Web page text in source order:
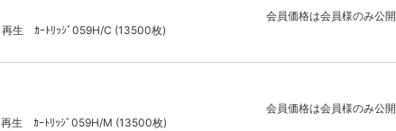
再生 ｶｰﾄﾘｯｼﾞ059H/C (13500枚)
会員価格は会員様のみ公開
再生 ｶｰﾄﾘｯｼﾞ059H/M (13500枚)
会員価格は会員様のみ公開